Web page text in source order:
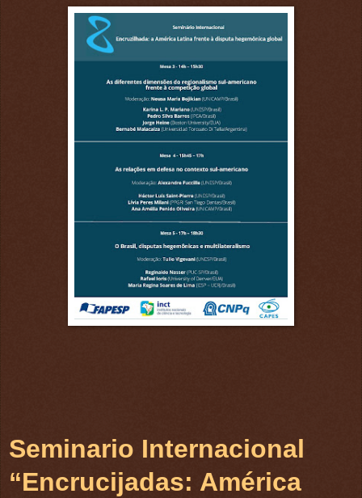
Seminario Internacional
“Encrucijadas: América